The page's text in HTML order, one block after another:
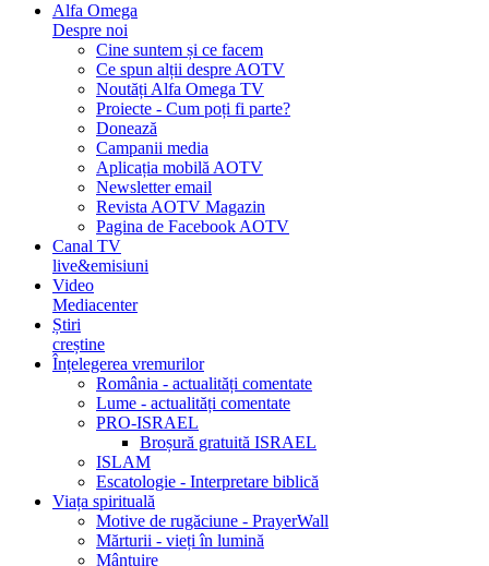
Alfa Omega
Despre noi
Cine suntem și ce facem
Ce spun alții despre AOTV
Noutăți Alfa Omega TV
Proiecte - Cum poți fi parte?
Donează
Campanii media
Aplicația mobilă AOTV
Newsletter email
Revista AOTV Magazin
Pagina de Facebook AOTV
Canal TV
live&emisiuni
Video
Mediacenter
Știri
creștine
Înțelegerea vremurilor
România - actualități comentate
Lume - actualități comentate
PRO-ISRAEL
Broșură gratuită ISRAEL
ISLAM
Escatologie - Interpretare biblică
Viața spirituală
Motive de rugăciune - PrayerWall
Mărturii - vieți în lumină
Mântuire